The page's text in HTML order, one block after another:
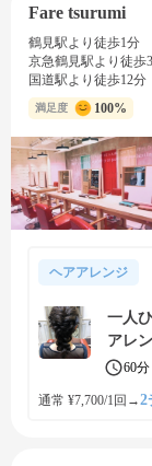
Fare tsurumi
鶴見駅より徒歩1分
京急鶴見駅より徒歩
国道駅より徒歩12分
満足度 100%
ヘアアレンジ
一人
アレ
60分
通常 ¥7,700/1回 →2